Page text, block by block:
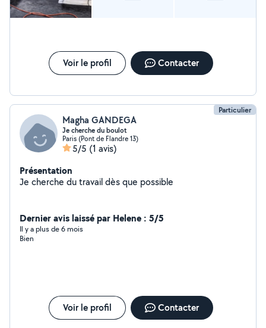
Voir le profil Contacter
Particulier
Magha GANDEGA
Je cherche du boulot
Paris (Pont de Flandre 13)
5/5 (1 avis)
Présentation
Je cherche du travail dès que possible
Dernier avis laissé par Helene : 5/5
Il y a plus de 6 mois
Bien
Voir le profil Contacter